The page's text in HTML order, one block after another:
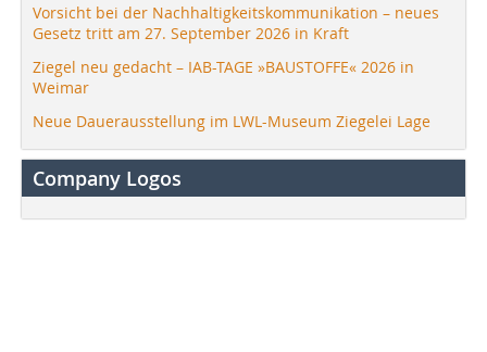
Vorsicht bei der Nachhaltigkeitskommunikation – neues
Gesetz tritt am 27. September 2026 in Kraft
Ziegel neu gedacht – IAB-TAGE »BAUSTOFFE« 2026 in
Weimar
Neue Dauerausstellung im LWL-Museum Ziegelei Lage
Company Logos